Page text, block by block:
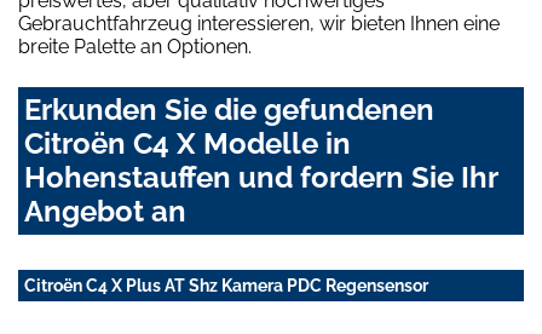
Gebrauchtfahrzeug interessieren, wir bieten Ihnen eine
breite Palette an Optionen.
Erkunden Sie die gefundenen
Citroën C4 X Modelle in
Hohenstauffen und fordern Sie Ihr
Angebot an
Citroën C4 X Plus AT Shz Kamera PDC Regensensor